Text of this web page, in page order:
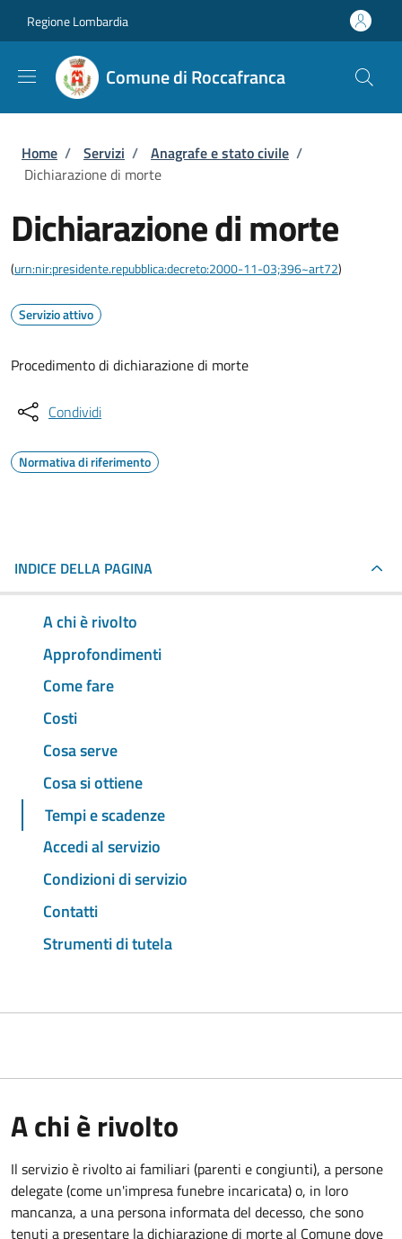
Regione Lombardia
Comune di Roccafranca
Briciole di pane
Home / Servizi / Anagrafe e stato civile /
Dichiarazione di morte
Dichiarazione di morte
(urn:nir:presidente.repubblica:decreto:2000-11-03;396~art72)
Servizio attivo
Procedimento di dichiarazione di morte
Condividi
Normativa di riferimento
INDICE DELLA PAGINA
A chi è rivolto
Approfondimenti
Come fare
Costi
Cosa serve
Cosa si ottiene
Tempi e scadenze
Accedi al servizio
Condizioni di servizio
Contatti
Strumenti di tutela
A chi è rivolto
Il servizio è rivolto ai familiari (parenti e congiunti), a persone
delegate (come un'impresa funebre incaricata) o, in loro
mancanza, a una persona informata del decesso, che sono
tenuti a presentare la dichiarazione di morte al Comune dove